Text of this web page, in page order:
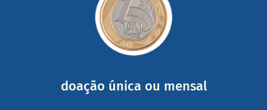
doação única ou mensal
mail mostrando tudo o que fizemos com a sua ajuda
somada a de outras pessoas.
saiba mais